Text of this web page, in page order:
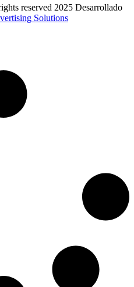
reserved 2025 Desarrollado
Solutions